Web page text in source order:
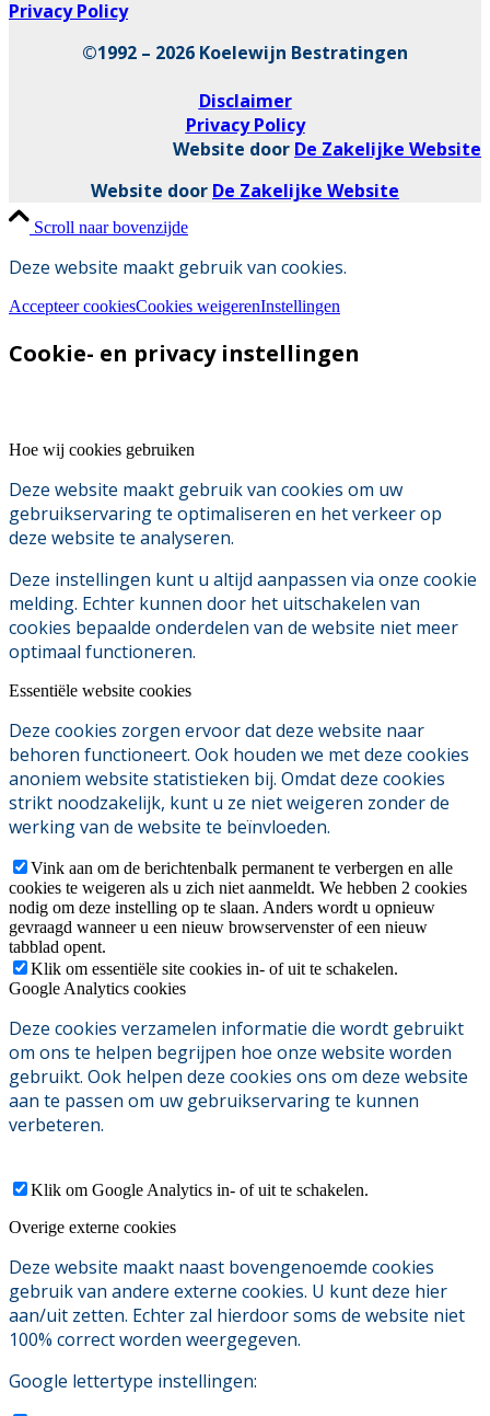
Privacy Policy
©1992 – 2026 Koelewijn Bestratingen
Disclaimer
Privacy Policy
Website door De Zakelijke Website
Website door De Zakelijke Website
Scroll naar bovenzijde
Deze website maakt gebruik van cookies.
Accepteer cookiesCookies weigerenInstellingen
Cookie- en privacy instellingen
Hoe wij cookies gebruiken
Deze website maakt gebruik van cookies om uw
gebruikservaring te optimaliseren en het verkeer op
deze website te analyseren.
Deze instellingen kunt u altijd aanpassen via onze cookie
melding. Echter kunnen door het uitschakelen van
cookies bepaalde onderdelen van de website niet meer
optimaal functioneren.
Essentiële website cookies
Deze cookies zorgen ervoor dat deze website naar
behoren functioneert. Ook houden we met deze cookies
anoniem website statistieken bij. Omdat deze cookies
strikt noodzakelijk, kunt u ze niet weigeren zonder de
werking van de website te beïnvloeden.
Vink aan om de berichtenbalk permanent te verbergen en alle
cookies te weigeren als u zich niet aanmeldt. We hebben 2 cookies
nodig om deze instelling op te slaan. Anders wordt u opnieuw
gevraagd wanneer u een nieuw browservenster of een nieuw
tabblad opent.
Klik om essentiële site cookies in- of uit te schakelen.
Google Analytics cookies
Deze cookies verzamelen informatie die wordt gebruikt
om ons te helpen begrijpen hoe onze website worden
gebruikt. Ook helpen deze cookies ons om deze website
aan te passen om uw gebruikservaring te kunnen
verbeteren.
Klik om Google Analytics in- of uit te schakelen.
Overige externe cookies
Deze website maakt naast bovengenoemde cookies
gebruik van andere externe cookies. U kunt deze hier
aan/uit zetten. Echter zal hierdoor soms de website niet
100% correct worden weergegeven.
Google lettertype instellingen: